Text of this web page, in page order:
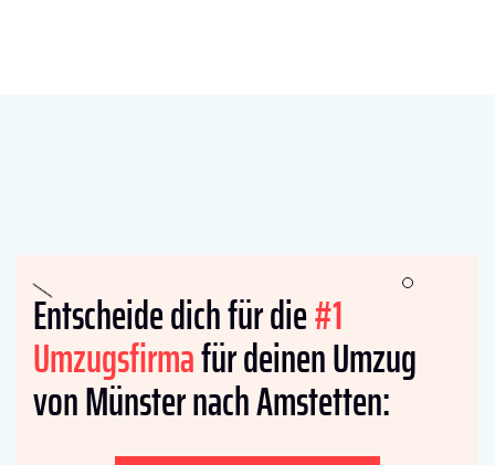
Entscheide dich für die#1
Umzugsfirmafür deinen Umzug
von Münster nach Amstetten: